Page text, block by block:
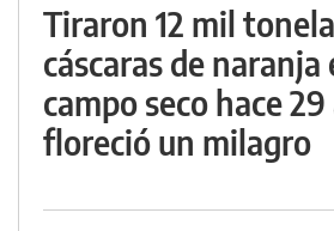
Tiraron 12 mil
cáscaras de naranja
campo seco hace
floreció un milagro